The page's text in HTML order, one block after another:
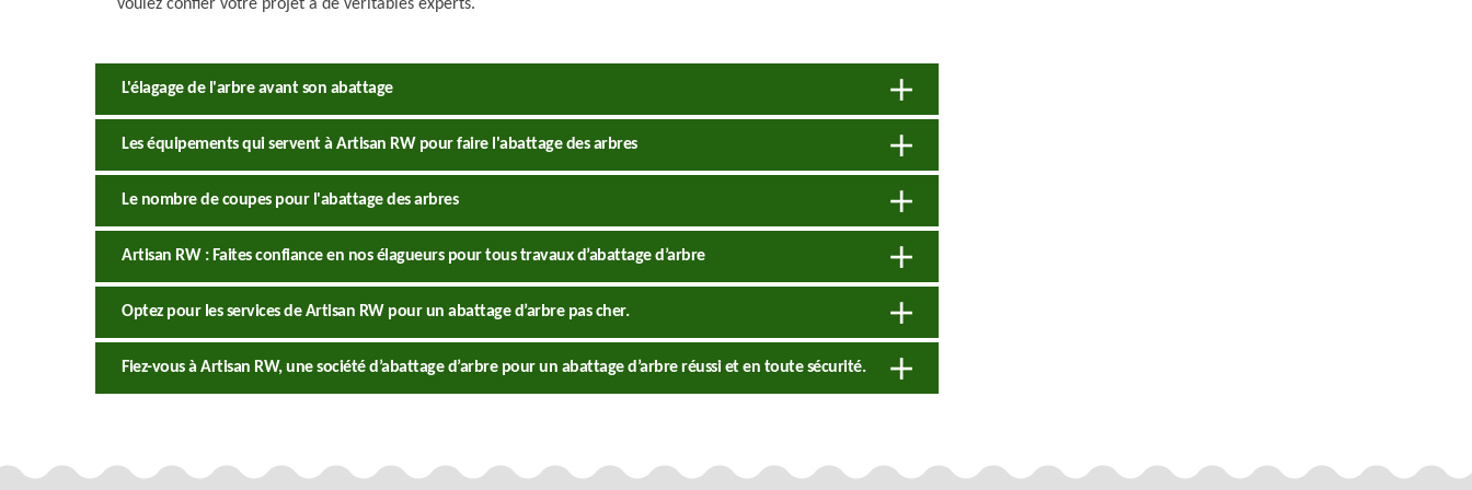
voulez confier votre projet à de véritables experts.
L'élagage de l'arbre avant son abattage
Les équipements qui servent à Artisan RW pour faire l'abattage des arbres
Le nombre de coupes pour l'abattage des arbres
Artisan RW : Faites confiance en nos élagueurs pour tous travaux d’abattage d’arbre
Optez pour les services de Artisan RW pour un abattage d’arbre pas cher.
Fiez-vous à Artisan RW, une société d’abattage d’arbre pour un abattage d’arbre réussi et en toute sécurité.